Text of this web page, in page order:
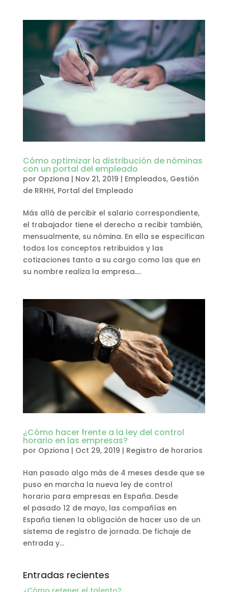
Cómo optimizar la distribución de nóminas
con un portal del empleado
por Opziona | Nov 21, 2019 | Empleados, Gestión
de RRHH, Portal del Empleado
Más allá de percibir el salario correspondiente,
el trabajador tiene el derecho a recibir también,
mensualmente, su nómina. En ella se especifican
todos los conceptos retribuidos y las
cotizaciones tanto a su cargo como las que en
su nombre realiza la empresa....
¿Cómo hacer frente a la ley del control
horario en las empresas?
por Opziona | Oct 29, 2019 | Registro de horarios
Han pasado algo más de 4 meses desde que se
puso en marcha la nueva ley de control
horario para empresas en España. Desde
el pasado 12 de mayo, las compañías en
España tienen la obligación de hacer uso de un
sistema de registro de jornada. De fichaje de
entrada y...
Entradas recientes